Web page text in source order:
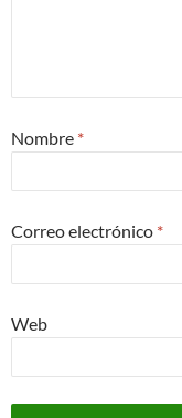
Nombre *
Correo electrónico *
Web